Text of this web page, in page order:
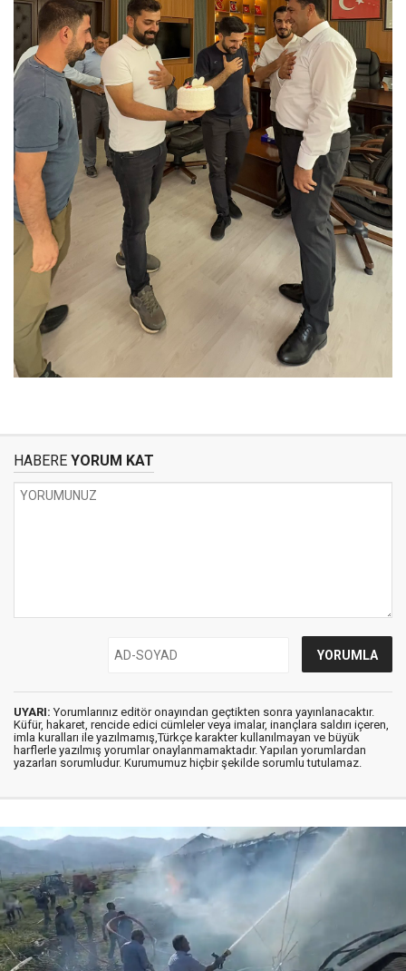
HABERE YORUM KAT
UYARI: Yorumlarınız editör onayından geçtikten sonra yayınlanacaktır.
Küfür, hakaret, rencide edici cümleler veya imalar, inançlara saldırı içeren,
imla kuralları ile yazılmamış,Türkçe karakter kullanılmayan ve büyük
harflerle yazılmış yorumlar onaylanmamaktadır. Yapılan yorumlardan
yazarları sorumludur. Kurumumuz hiçbir şekilde sorumlu tutulamaz.